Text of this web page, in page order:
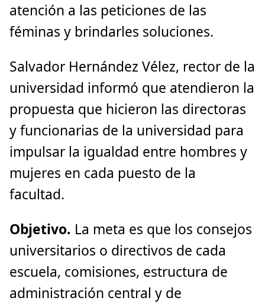
atención a las peticiones de las
féminas y brindarles soluciones.
Salvador Hernández Vélez, rector de la
universidad informó que atendieron la
propuesta que hicieron las directoras
y funcionarias de la universidad para
impulsar la igualdad entre hombres y
mujeres en cada puesto de la
facultad.
Objetivo. La meta es que los consejos
universitarios o directivos de cada
escuela, comisiones, estructura de
administración central y de